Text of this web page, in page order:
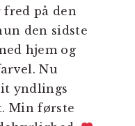
på den
den sidste
hjem og
Nu
yndlings
Min første